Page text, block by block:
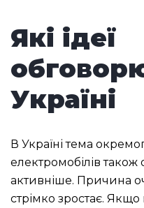
Які ідеї
Україні
В Україні тема
електромобілів
активніше. Причина
стрімко зростає. Якщо